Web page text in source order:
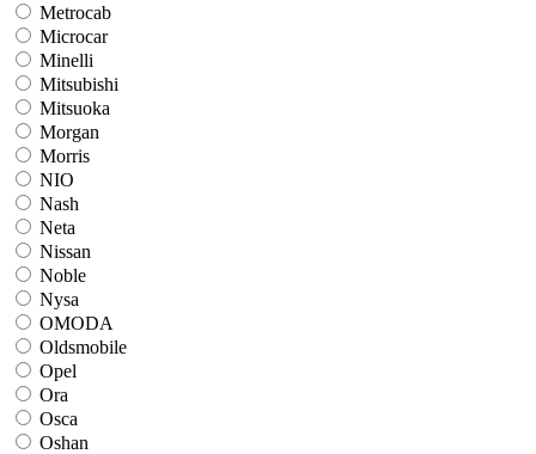
Metrocab
Microcar
Minelli
Mitsubishi
Mitsuoka
Morgan
Morris
NIO
Nash
Neta
Nissan
Noble
Nysa
OMODA
Oldsmobile
Opel
Ora
Osca
Oshan